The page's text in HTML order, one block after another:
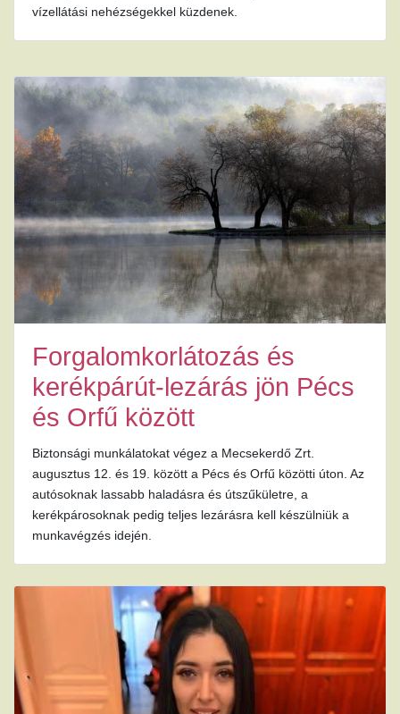
vízellátási nehézségekkel küzdenek.
Forgalomkorlátozás és
kerékpárút-lezárás jön Pécs
és Orfű között
Biztonsági munkálatokat végez a Mecsekerdő Zrt.
augusztus 12. és 19. között a Pécs és Orfű közötti úton. Az
autósoknak lassabb haladásra és útszűkületre, a
kerékpárosoknak pedig teljes lezárásra kell készülniük a
munkavégzés idején.